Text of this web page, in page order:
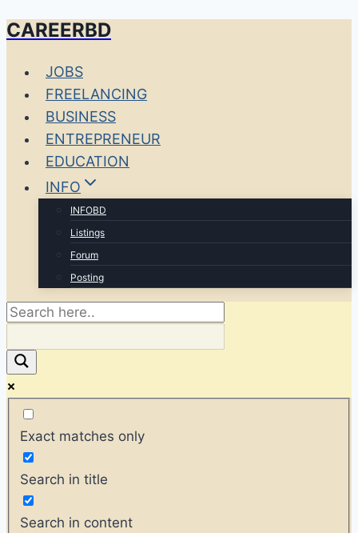
Skip
content
CAREERBD
JOBS
FREELANCING
BUSINESS
ENTREPRENEUR
EDUCATION
INFO
INFOBD
Listings
Forum
Posting
Exact matches only
Search in title
Search in content